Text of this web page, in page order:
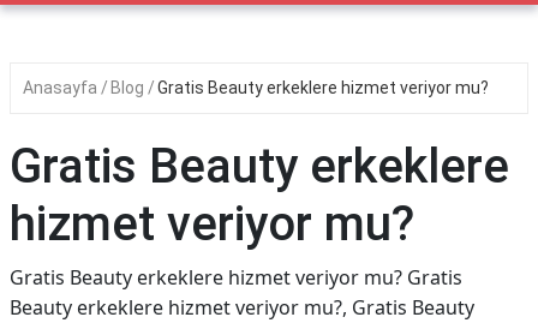
Anasayfa Blog Gratis Beauty erkeklere hizmet veriyor mu?
Gratis Beauty erkeklere
hizmet veriyor mu?
Gratis Beauty erkeklere hizmet veriyor mu? Gratis
Beauty erkeklere hizmet veriyor mu?, Gratis Beauty